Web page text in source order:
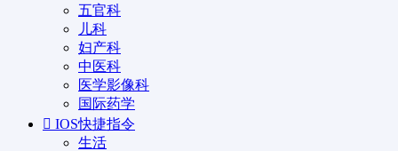
五官科
儿科
妇产科
中医科
医学影像科
国际药学
IOS快捷指令
生活